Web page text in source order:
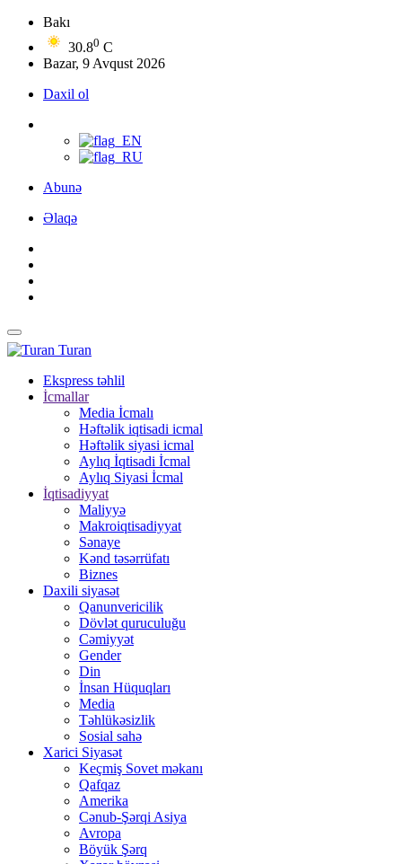
Bakı
30.80 C
Bazar, 9 Avqust 2026
Daxil ol
Abunə
Əlaqə
Turan
Ekspress təhlil
İcmallar
Media İcmalı
Həftəlik iqtisadi icmal
Həftəlik siyasi icmal
Aylıq İqtisadi İcmal
Aylıq Siyasi İcmal
İqtisadiyyat
Maliyyə
Makroiqtisadiyyat
Sənaye
Kənd təsərrüfatı
Biznes
Daxili siyasət
Qanunvericilik
Dövlət quruculuğu
Cəmiyyət
Gender
Din
İnsan Hüquqları
Media
Təhlükəsizlik
Sosial sahə
Xarici Siyasət
Keçmiş Sovet məkanı
Qafqaz
Amerika
Cənub-Şərqi Asiya
Avropa
Böyük Şərq